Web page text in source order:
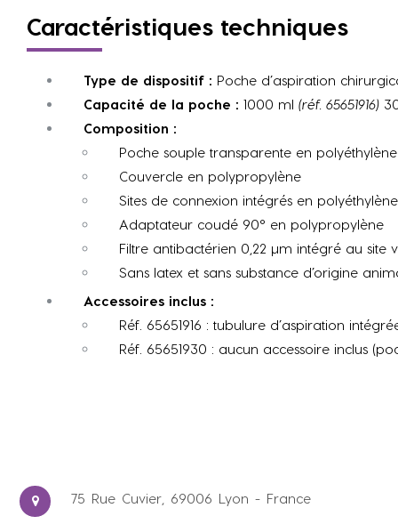
Caractéristiques techniques
Type de dispositif : Poche d’aspiration
Capacité de la poche : 1000 ml (réf. 65651916)
Composition :
Poche souple transparente en polyéthylène
Couvercle en polypropylène
Sites de connexion intégrés en polyéthylène
Adaptateur coudé 90° en polypropylène
Filtre antibactérien 0,22 µm intégré au site
Sans latex et sans substance d’origine
Accessoires inclus :
Réf. 65651916 : tubulure d’aspiration
Réf. 65651930 : aucun accessoire inclus
75 Rue Cuvier, 69006 Lyon - France